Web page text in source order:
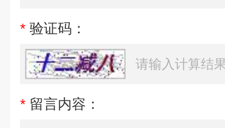
* 验证码：
* 留言内容：